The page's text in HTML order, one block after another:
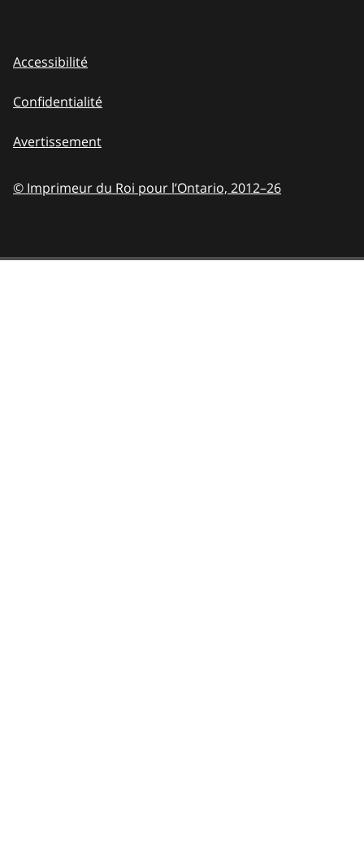
Accessibilité
Confidentialité
Avertissement
© Imprimeur du Roi pour l’Ontario, 2012–26